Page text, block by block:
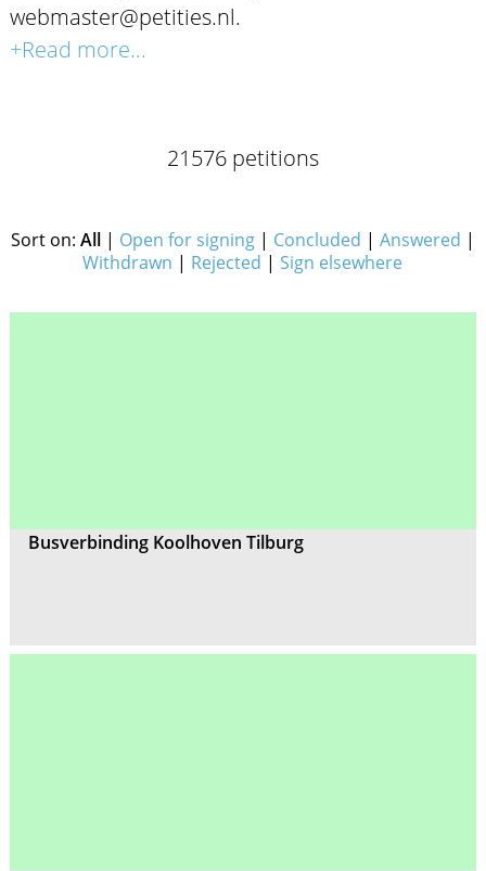
webmaster@petities.nl.
+Read more...
21576 petitions
Sort on: All| Open for signing| Concluded | Answered |
Withdrawn | Rejected |Sign elsewhere
Busverbinding Koolhoven Tilburg